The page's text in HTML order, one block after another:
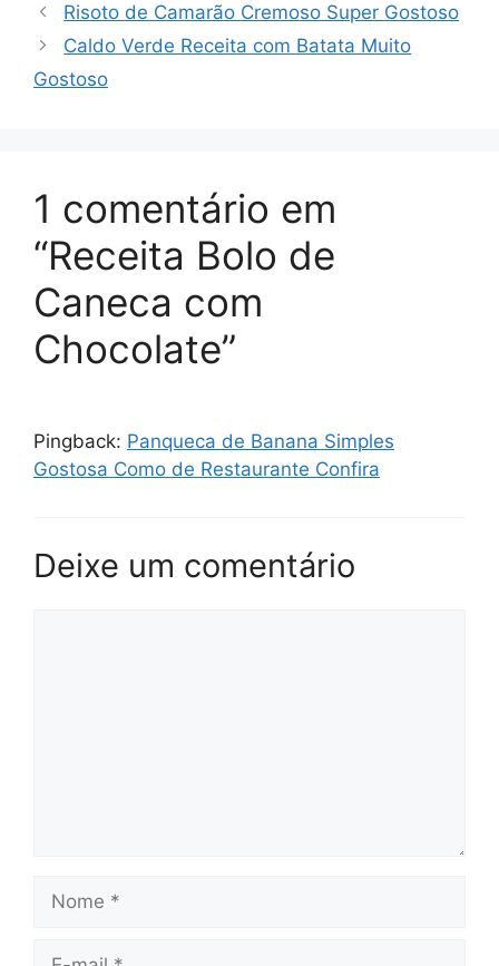
Risoto de Camarão Cremoso Super Gostoso
Caldo Verde Receita com Batata Muito
Gostoso
1 comentário em
“Receita Bolo de
Caneca com
Chocolate”
Pingback: Panqueca de Banana Simples
Gostosa Como de Restaurante Confira
Deixe um comentário